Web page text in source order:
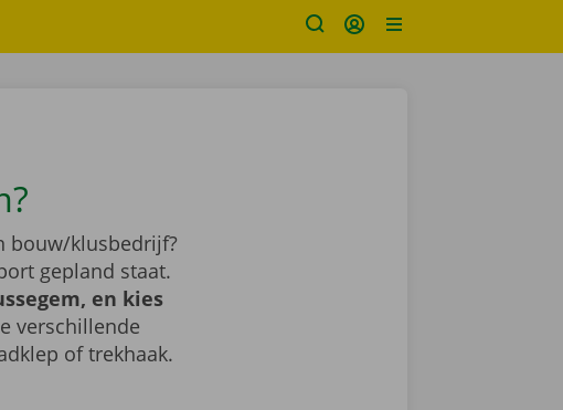
bouw/klusbedrijf?
gepland staat.
en kies
verschillende
of trekhaak.